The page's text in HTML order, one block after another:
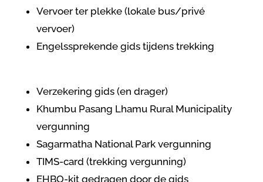
Vervoer ter plekke (lokale bus/privé
vervoer)
Engelssprekende gids tijdens trekking
Verzekering gids (en drager)
Khumbu Pasang Lhamu Rural Municipality
vergunning
Sagarmatha National Park vergunning
TIMS-card (trekking vergunning)
EHBO-kit gedragen door de gids